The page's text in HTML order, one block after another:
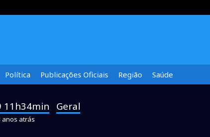
Política Publicações Oficiais Região Saúde
11h34min Geral
anos atrás